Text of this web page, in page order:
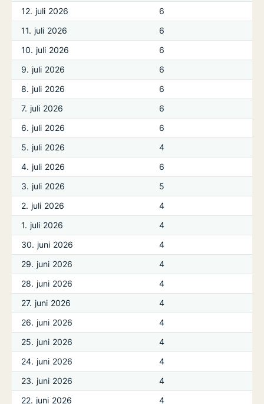
12. juli 2026
6
11. juli 2026
6
10. juli 2026
6
9. juli 2026
6
8. juli 2026
6
7. juli 2026
6
6. juli 2026
6
5. juli 2026
4
4. juli 2026
6
3. juli 2026
5
2. juli 2026
4
1. juli 2026
4
30. juni 2026
4
29. juni 2026
4
28. juni 2026
4
27. juni 2026
4
26. juni 2026
4
25. juni 2026
4
24. juni 2026
4
23. juni 2026
4
22. juni 2026
4